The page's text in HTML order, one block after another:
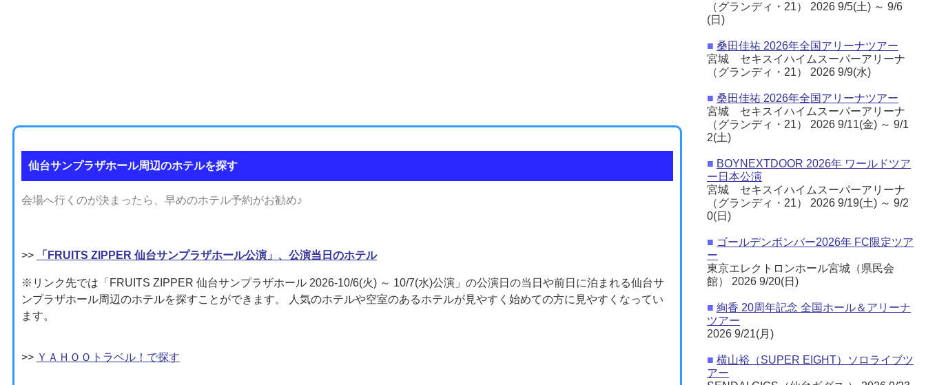
仙台サンプラザホール周辺のホテルを探す
会場へ行くのが決まったら、早めのホテル予約がお勧め♪
>> 「FRUITS ZIPPER 仙台サンプラザホール公演」、公演当日のホテル
※リンク先では「FRUITS ZIPPER 仙台サンプラザホール 2026-10/6(火) ～ 10/7(水)公演」の公演日の当日や前日に泊まれる仙台サ
ンプラザホール周辺のホテルを探すことができます。 人気のホテルや空室のあるホテルが見やすく始めての方に見やすくなってい
ます。
>> ＹＡＨＯＯトラベル！で探す
（グランディ・21） 2026 9/5(土) ～ 9/6
(日)
■ 桑田佳祐 2026年全国アリーナツアー
宮城 セキスイハイムスーパーアリーナ
（グランディ・21） 2026 9/9(水)
■ 桑田佳祐 2026年全国アリーナツアー
宮城 セキスイハイムスーパーアリーナ
（グランディ・21） 2026 9/11(金) ～ 9/1
2(土)
■ BOYNEXTDOOR 2026年 ワールドツア
ー日本公演
宮城 セキスイハイムスーパーアリーナ
（グランディ・21） 2026 9/19(土) ～ 9/2
0(日)
■ ゴールデンボンバー2026年 FC限定ツア
ー
東京エレクトロンホール宮城（県民会
館） 2026 9/20(日)
■ 絢香 20周年記念 全国ホール＆アリーナ
ツアー
2026 9/21(月)
■ 横山裕（SUPER EIGHT）ソロライブツ
アー